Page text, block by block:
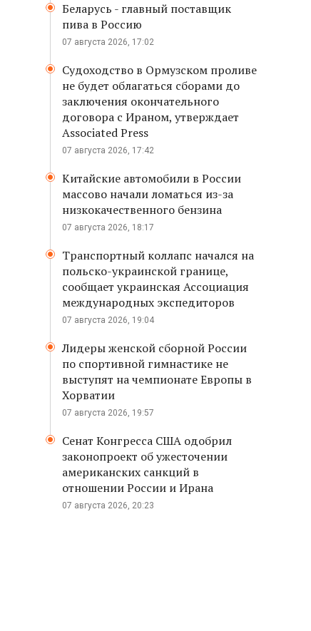
Беларусь - главный поставщик
пива в Россию
07 августа 2026, 17:02
Судоходство в Ормузском проливе
не будет облагаться сборами до
заключения окончательного
договора с Ираном, утверждает
Associated Press
07 августа 2026, 17:42
Китайские автомобили в России
массово начали ломаться из-за
низкокачественного бензина
07 августа 2026, 18:17
Транспортный коллапс начался на
польско-украинской границе,
сообщает украинская Ассоциация
международных экспедиторов
07 августа 2026, 19:04
Лидеры женской сборной России
по спортивной гимнастике не
выступят на чемпионате Европы в
Хорватии
07 августа 2026, 19:57
Сенат Конгресса США одобрил
законопроект об ужесточении
американских санкций в
отношении России и Ирана
07 августа 2026, 20:23